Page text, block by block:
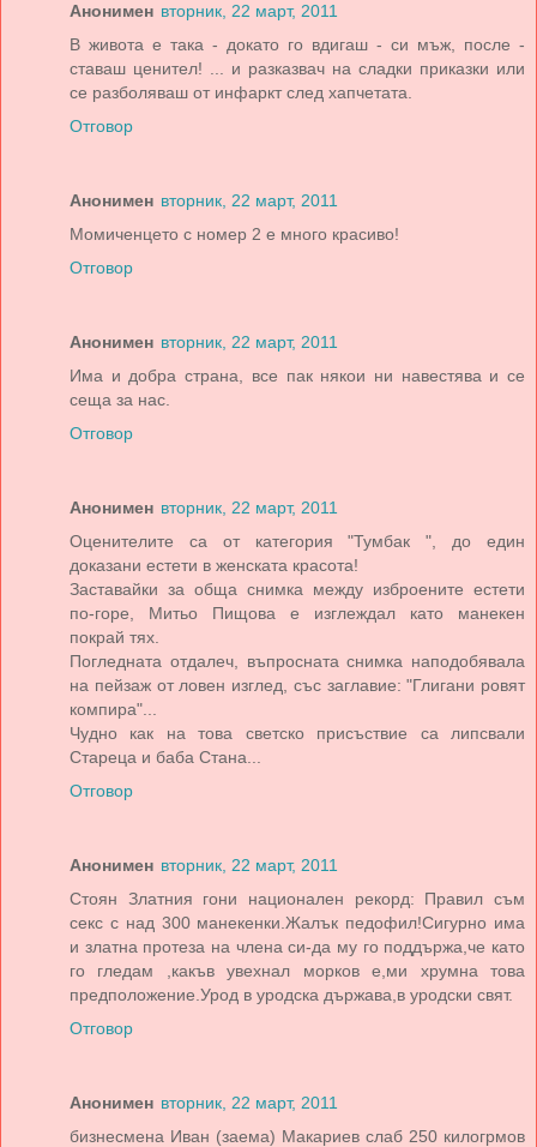
Анонимен вторник, 22 март, 2011
В живота е така - докато го вдигаш - си мъж, после -
ставаш ценител! ... и разказвач на сладки приказки или
се разболяваш от инфаркт след хапчетата.
Отговор
Анонимен вторник, 22 март, 2011
Момиченцето с номер 2 е много красиво!
Отговор
Анонимен вторник, 22 март, 2011
Има и добра страна, все пак някои ни навестява и се
сеща за нас.
Отговор
Анонимен вторник, 22 март, 2011
Оценителите са от категория "Тумбак ", до един
доказани естети в женската красота!
Заставайки за обща снимка между изброените естети
по-горе, Митьо Пищова е изглеждал като манекен
покрай тях.
Погледната отдалеч, въпросната снимка наподобявала
на пейзаж от ловен изглед, със заглавие: "Глигани ровят
компира"...
Чудно как на това светско присъствие са липсвали
Стареца и баба Стана...
Отговор
Анонимен вторник, 22 март, 2011
Стоян Златния гони национален рекорд: Правил съм
секс с над 300 манекенки.Жалък педофил!Сигурно има
и златна протеза на члена си-да му го поддържа,че като
го гледам ,какъв увехнал морков е,ми хрумна това
предположение.Урод в уродска държава,в уродски свят.
Отговор
Анонимен вторник, 22 март, 2011
бизнесмена Иван (заема) Макариев слаб 250 килогрмов